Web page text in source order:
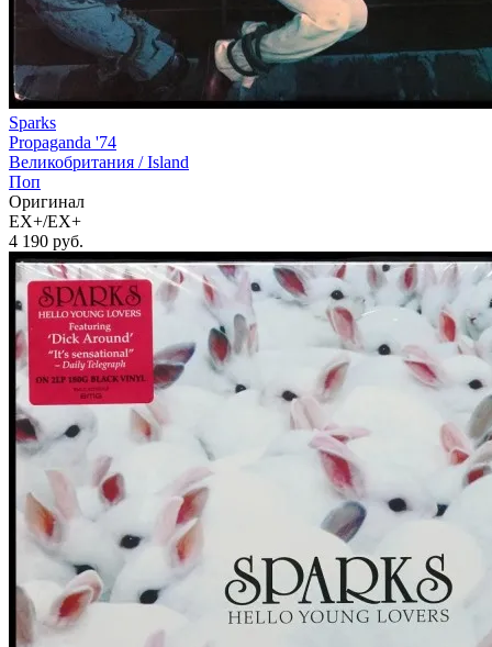
Sparks
Propaganda '74
Великобритания /Island
Поп
Оригинал
EX+/EX+
4 190 руб.